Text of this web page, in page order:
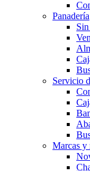
Panadería
Servicio
Marcas y